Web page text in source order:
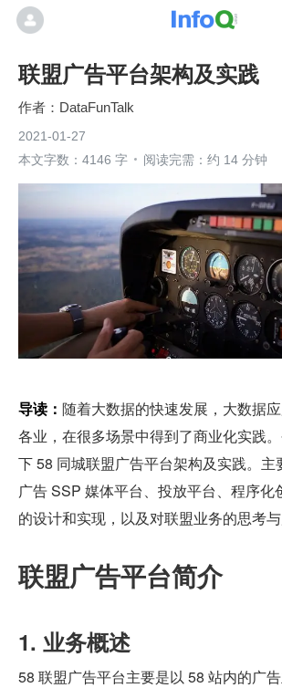
联盟广告平台架构及实践
DataFunTalk
2021-01-27
本文字数：4146 字
阅读完需：约 14 分钟
导读： 随着大数据的快速发展，大数据
各业，在很多场景中得到了商业化实践
下 58 同城联盟广告平台架构及实践。主
广告 SSP 媒体平台、投放平台、程序化
的设计和实现，以及对联盟业务的思考与
联盟广告平台简介
1. 业务概述
58 联盟广告平台主要是以 58 站内的广